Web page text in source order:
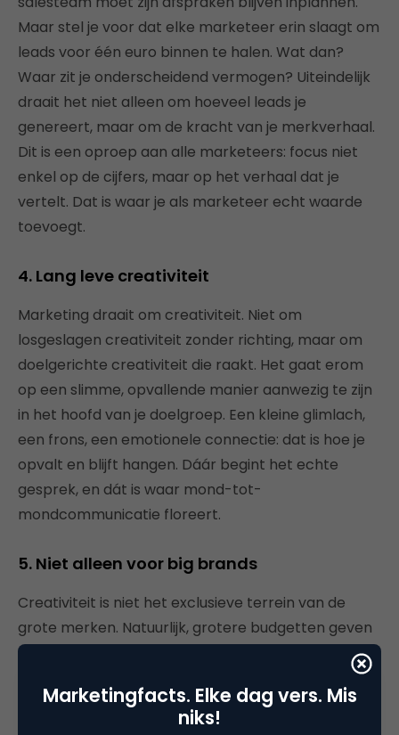
Maar stel je voor dat elke marketeer erin slaagt om
leads voor één euro binnen te halen. Wat dan?
Waar zit je onderscheidend vermogen? Uiteindelijk
draait het niet alleen om hoeveel leads je
genereert, maar om de kracht van je merkverhaal.
Dit is een oproep aan alle marketeers: focus niet
enkel op de cijfers, maar op het verhaal dat je
vertelt. Dat is waar je als marketeer echt waarde
toevoegt.
4. Lang leve creativiteit
Marketing draait om creativiteit. Niet om
losgeslagen creativiteit zonder richting, maar om
doelgerichte creativiteit die raakt. Het gaat erom
op een slimme, opvallende manier aanwezig te zijn
in het hoofd van je doelgroep. Een kleine glimlach,
een frons, een emotionele connectie: dat is hoe je
opvalt en blijft hangen. Dáár begint het echte
gesprek, en dát is waar mond-tot-
mondcommunicatie floreert.
5. Niet alleen voor big brands
Creativiteit is niet het exclusieve terrein van de
grote merken. Natuurlijk, grotere budgetten geven
meer ruimte voor impactvolle campagnes, maar
ook kleine en regionale bedrijven kunnen creatief
scoren. Sterker nog, ons eigen bureau wordt nog
steeds aangesproken op die keer dat we onze
Marketingfacts. Elke dag vers. Mis
niks!